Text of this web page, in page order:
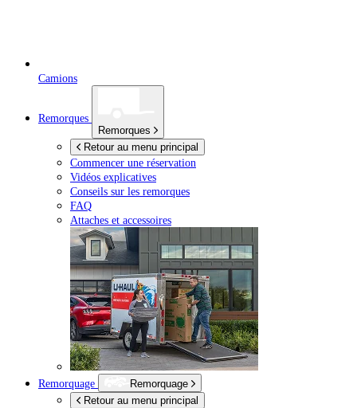
Camions
Remorques
Remorques
Retour au menu principal
Commencer une réservation
Vidéos explicatives
Conseils sur les remorques
FAQ
Attaches et accessoires
Remorquage
Remorquage
Retour au menu principal